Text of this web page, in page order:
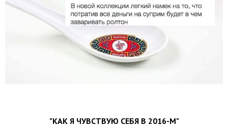
"КАК Я ЧУВСТВУЮ СЕБЯ В 2016-М"